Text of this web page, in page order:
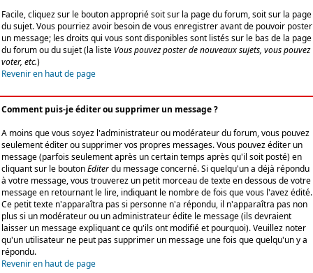
Facile, cliquez sur le bouton approprié soit sur la page du forum, soit sur la page
du sujet. Vous pourriez avoir besoin de vous enregistrer avant de pouvoir poster
un message; les droits qui vous sont disponibles sont listés sur le bas de la page
du forum ou du sujet (la liste Vous pouvez poster de nouveaux sujets, vous pouvez
voter, etc.)
Revenir en haut de page
Comment puis-je éditer ou supprimer un message ?
A moins que vous soyez l'administrateur ou modérateur du forum, vous pouvez
seulement éditer ou supprimer vos propres messages. Vous pouvez éditer un
message (parfois seulement après un certain temps après qu'il soit posté) en
cliquant sur le boutonEditerdu message concerné. Si quelqu'un a déjà répondu
à votre message, vous trouverez un petit morceau de texte en dessous de votre
message en retournant le lire, indiquant le nombre de fois que vous l'avez édité.
Ce petit texte n'apparaîtra pas si personne n'a répondu, il n'apparaîtra pas non
plus si un modérateur ou un administrateur édite le message (ils devraient
laisser un message expliquant ce qu'ils ont modifié et pourquoi). Veuillez noter
qu'un utilisateur ne peut pas supprimer un message une fois que quelqu'un y a
répondu.
Revenir en haut de page